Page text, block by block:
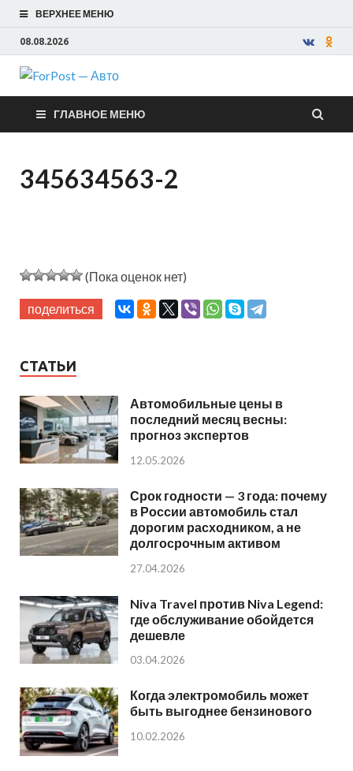
ВЕРХНЕЕ МЕНЮ
08.08.2026
ForPost —
Авто
ГЛАВНОЕ МЕНЮ
345634563-2
(Пока оценок нет)
поделиться
СТАТЬИ
Автомобильные цены в
последний месяц весны:
прогноз экспертов
12.05.2026
Срок годности — 3 года: почему
в России автомобиль стал
дорогим расходником, а не
долгосрочным активом
27.04.2026
Niva Travel против Niva Legend:
где обслуживание обойдется
дешевле
03.04.2026
Когда электромобиль может
быть выгоднее бензинового
10.02.2026